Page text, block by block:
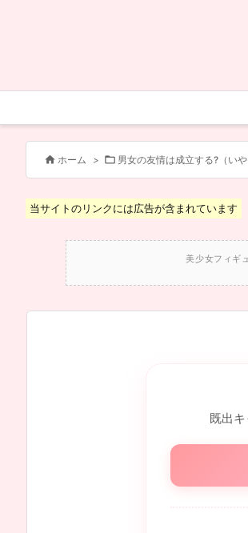
 ホーム >  男女の友情は成立する?（いや
当サイトのリンクには広告が含まれています
美少女フィギ
既出